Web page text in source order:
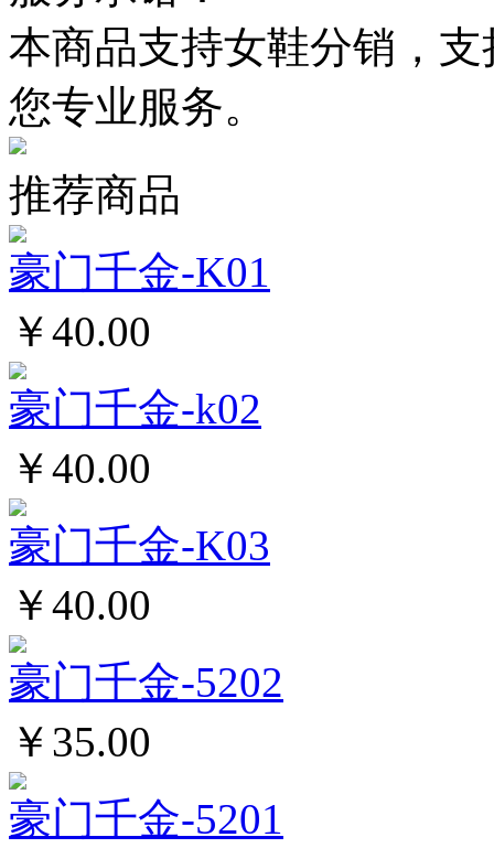
本商品支持女鞋分销，
您专业服务。
推荐商品
豪门千金-K01
￥40.00
豪门千金-k02
￥40.00
豪门千金-K03
￥40.00
豪门千金-5202
￥35.00
豪门千金-5201